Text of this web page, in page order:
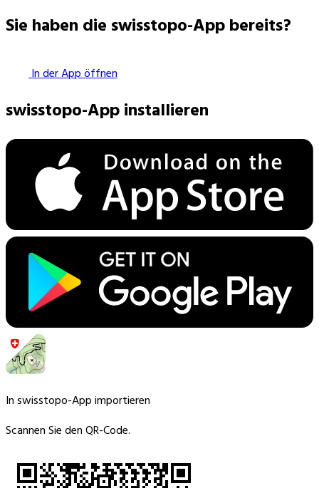
Sie haben die swisstopo-App bereits?
In der App öffnen
swisstopo-App installieren
In swisstopo-App importieren
Scannen Sie den QR-Code.